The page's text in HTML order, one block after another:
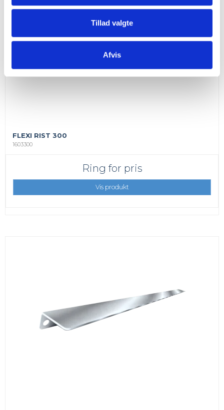
Tillad valgte
Afvis
FLEXI RIST 300
1603300
Ring for pris
Vis produkt